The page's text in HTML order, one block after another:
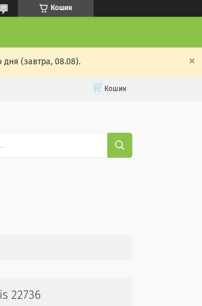
Кошик
дня (завтра, 08.08).
Кошик
22736